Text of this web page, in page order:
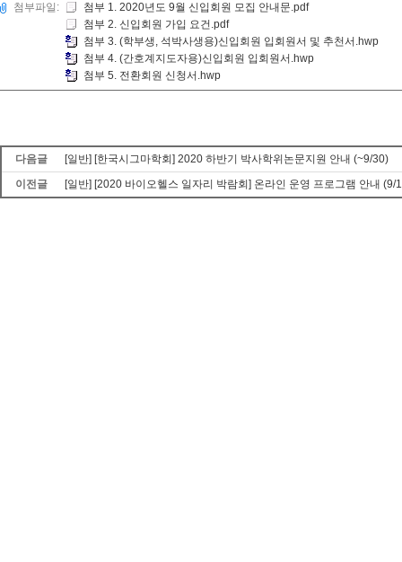
첨부파일:
첨부 1. 2020년도 9월 신입회원 모집 안내문.pdf
첨부 2. 신입회원 가입 요건.pdf
첨부 3. (학부생, 석박사생용)신입회원 입회원서 및 추천서.hwp
첨부 4. (간호계지도자용)신입회원 입회원서.hwp
첨부 5. 전환회원 신청서.hwp
다음글
[일반] [한국시그마학회] 2020 하반기 박사학위논문지원 안내 (~9/30)
이전글
[일반] [2020 바이오헬스 일자리 박람회] 온라인 운영 프로그램 안내 (9/